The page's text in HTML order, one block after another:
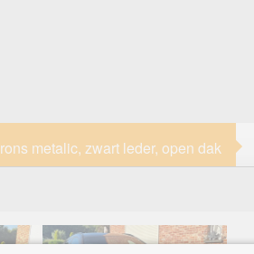
metalic, zwart leder, open dak